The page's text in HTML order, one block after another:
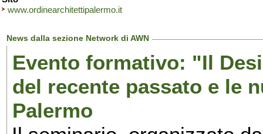
www.ordinearchitettipalermo.it
News dalla sezione Network di AWN
Evento formativo: "Il
del recente passato e le
Palermo